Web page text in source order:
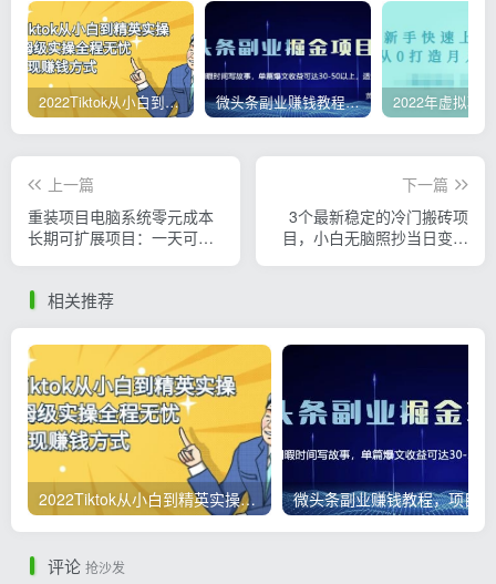
2022Tiktok从小白到精英实操，0-1保姆级实操全程无忧，多种变现赚钱方式 微头条副业赚钱教程，项目单号单天做到50-100+收益
上一篇
重装项目电脑系统零元成本
长期可扩展项目：一天可收
下一篇
3个最新稳定的冷门搬砖项
目，小白无脑照抄当日变现
相关推荐
2022Tiktok从小白到精英实操，0-1保姆级实操全程无忧，多种变现赚钱方式
评论 抢沙发